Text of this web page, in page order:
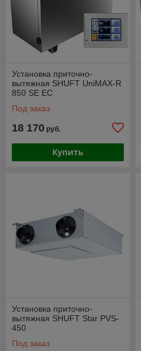
Установка приточно-
вытяжная SHUFT UniMAX-R
850 SE EC
Под заказ
18 170 руб.
Купить
Установка приточно-
вытяжная SHUFT Star PVS-
450
Под заказ